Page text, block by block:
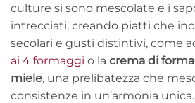
culture si sono mescolate e i
intrecciati, creando piatti che
secolari e gusti distintivi, come
ai 4 formaggi o la crema di
miele, una prelibatezza che
consistenze in un’armonia